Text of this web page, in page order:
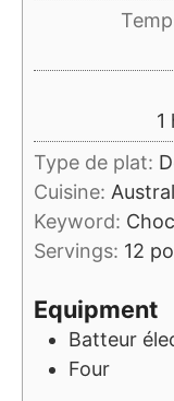
1
Type de plat:
Cuisine:
Keyword:
Servings: 12
Equipment
Batteur
Four